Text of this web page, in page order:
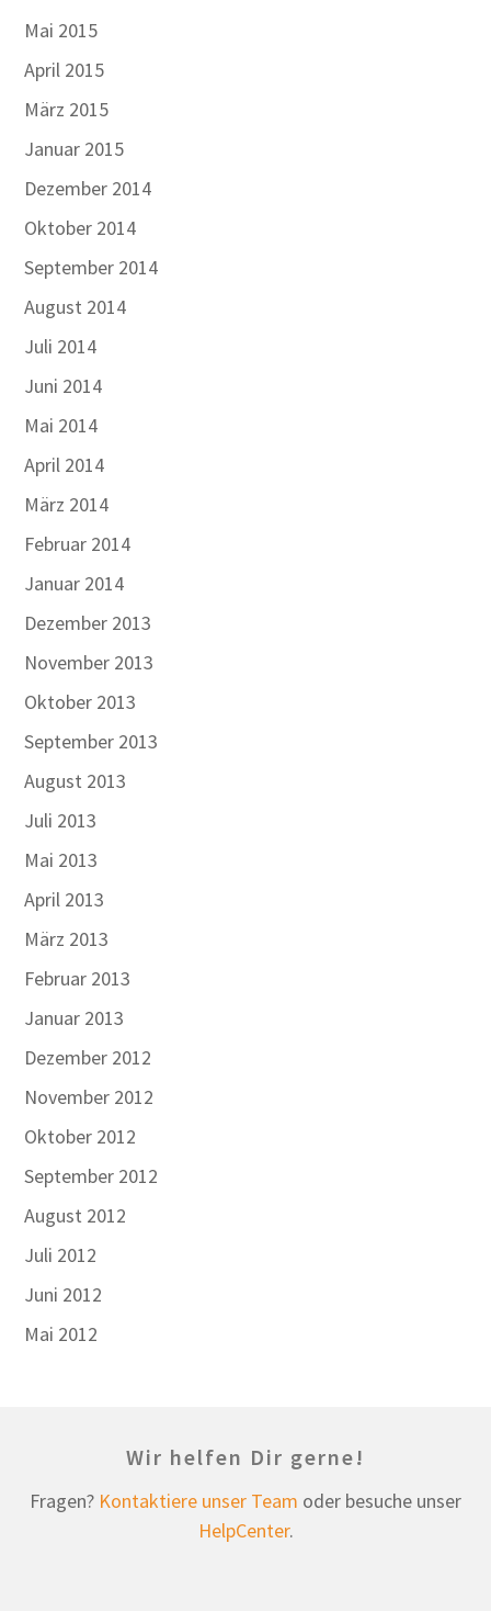
Mai 2015
April 2015
März 2015
Januar 2015
Dezember 2014
Oktober 2014
September 2014
August 2014
Juli 2014
Juni 2014
Mai 2014
April 2014
März 2014
Februar 2014
Januar 2014
Dezember 2013
November 2013
Oktober 2013
September 2013
August 2013
Juli 2013
Mai 2013
April 2013
März 2013
Februar 2013
Januar 2013
Dezember 2012
November 2012
Oktober 2012
September 2012
August 2012
Juli 2012
Juni 2012
Mai 2012
Wir helfen Dir gerne!
Fragen? Kontaktiere unser Team oder besuche unser
HelpCenter.